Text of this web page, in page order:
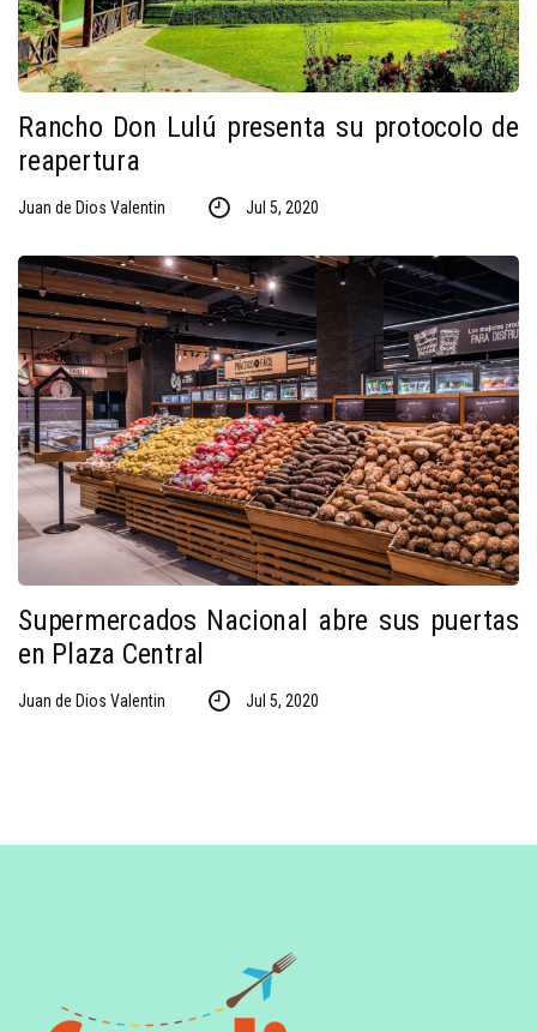
Rancho Don Lulú presenta su protocolo de
reapertura
Juan de Dios Valentin Jul 5, 2020
Supermercados Nacional abre sus puertas
en Plaza Central
Juan de Dios Valentin Jul 5, 2020